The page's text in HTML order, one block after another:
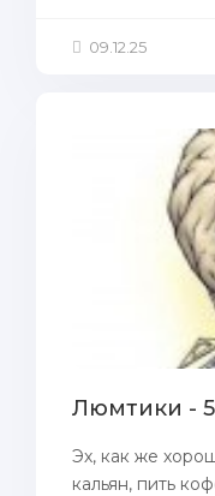
09.12.25
Люмтики - 5
Эх, как же
кальян, пить